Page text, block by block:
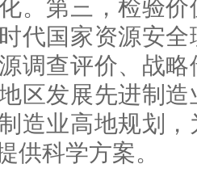
。第三，检验
代国家资源安
调查评价、战
区发展先进制
造业高地规划
供科学方案。